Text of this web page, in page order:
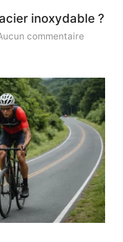
inoxydable ?
commentaire
en
acier